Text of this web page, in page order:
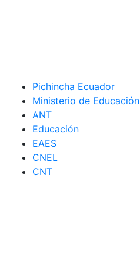
Pichincha Ecuador
Ministerio de Educación
ANT
Educación
EAES
CNEL
CNT